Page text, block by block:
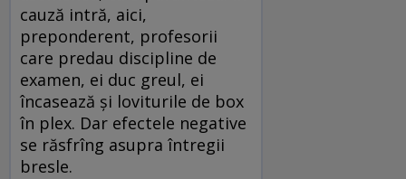
cauză intră, aici,
preponderent, profesorii
care predau discipline de
examen, ei duc greul, ei
încasează și loviturile de box
în plex. Dar efectele negative
se răsfrîng asupra întregii
bresle.